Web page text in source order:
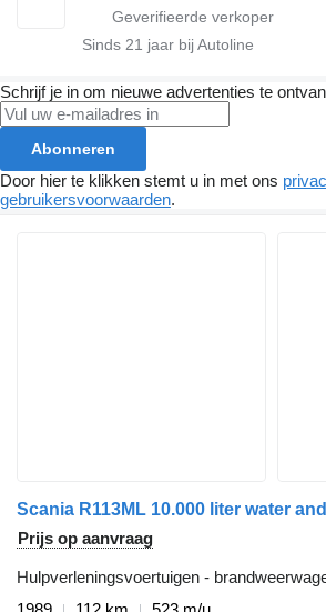
Sinds 21 jaar bij Autoline
Schrijf je in om nieuwe advertenties te
Abonneren
Door hier te klikken stemt u in met ons
gebruikersvoorwaarden.
Prijs op aanvraag
Hulpverleningsvoertuigen -